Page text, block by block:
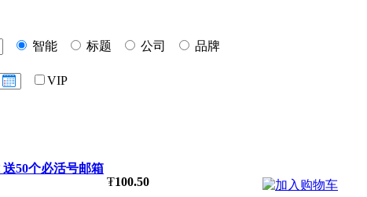
智能
标题 公司
品牌
VIP
50个必活号邮箱
₮100.50